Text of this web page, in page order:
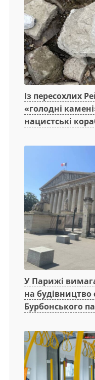
Із пересохлих
«голодні
нацистські
У Парижі
на будівництво
Бурбонського